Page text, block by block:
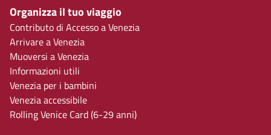
Organizza il tuo viaggio
Contributo di Accesso a Venezia
Arrivare a Venezia
Muoversi a Venezia
Informazioni utili
Venezia per i bambini
Venezia accessibile
Rolling Venice Card (6-29 anni)